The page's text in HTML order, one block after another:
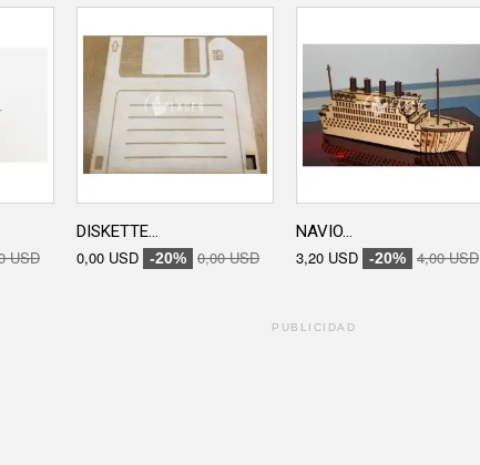
USD
DISKETTE...
0,00 USD -20% 0,00 USD
NAVIO...
3,20 USD -20% 4,00 USD
PUBLICIDAD